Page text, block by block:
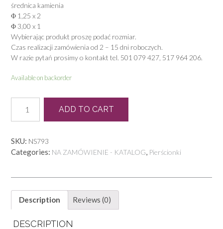
średnica kamienia
Φ 1,25 x 2
Φ 3,00 x 1
Wybierając produkt proszę podać rozmiar.
Czas realizacji zamówienia od 2 – 15 dni roboczych.
W razie pytań prosimy o kontakt tel. 501 079 427, 517 964 206.
Available on backorder
0126
quantity
ADD TO CART
SKU: NS793
Categories: NA ZAMÓWIENIE - KATALOG, Pierścionki
Description Reviews (0)
DESCRIPTION